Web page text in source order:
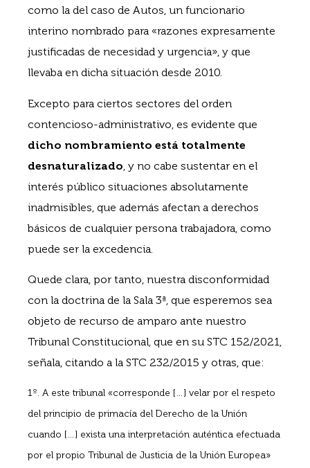
como la del caso de Autos, un funcionario
interino nombrado para «razones expresamente
justificadas de necesidad y urgencia», y que
llevaba en dicha situación desde 2010.
Excepto para ciertos sectores del orden
contencioso-administrativo, es evidente que
dicho nombramiento está totalmente
desnaturalizado , y no cabe sustentar en el
interés público situaciones absolutamente
inadmisibles, que además afectan a derechos
básicos de cualquier persona trabajadora, como
puede ser la excedencia.
Quede clara, por tanto, nuestra disconformidad
con la doctrina de la Sala 3ª, que esperemos sea
objeto de recurso de amparo ante nuestro
Tribunal Constitucional, que en su STC 152/2021,
señala, citando a la STC 232/2015 y otras, que:
1º. A este tribunal «corresponde […] velar por el respeto
del principio de primacía del Derecho de la Unión
cuando […] exista una interpretación auténtica efectuada
por el propio Tribunal de Justicia de la Unión Europea»